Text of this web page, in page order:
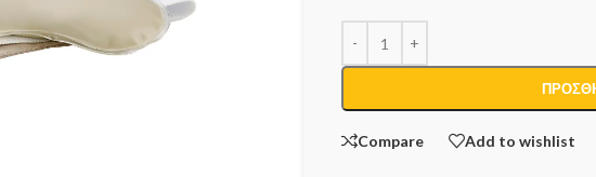
Compare Add to wishlist